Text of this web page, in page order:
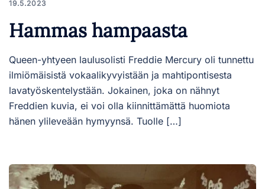
19.5.2023
Hammas hampaasta
Queen-yhtyeen laulusolisti Freddie Mercury oli tunnettu
ilmiömäisistä vokaalikyvyistään ja mahtipontisesta
lavatyöskentelystään. Jokainen, joka on nähnyt
Freddien kuvia, ei voi olla kiinnittämättä huomiota
hänen ylileveään hymyynsä. Tuolle […]